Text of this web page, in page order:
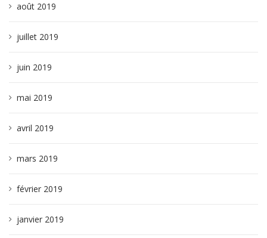
août 2019
juillet 2019
juin 2019
mai 2019
avril 2019
mars 2019
février 2019
janvier 2019